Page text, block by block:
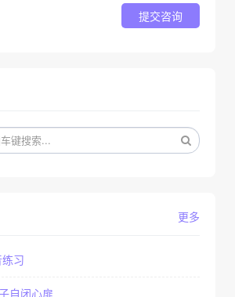
提交咨询
更多
习
自闭心扉